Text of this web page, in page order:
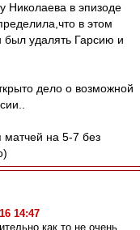
Николаева в эпизоде
в этом
был удалять Гарсию и
дело о возможной
матчей на 5-7 без
14:47
как то не очень.